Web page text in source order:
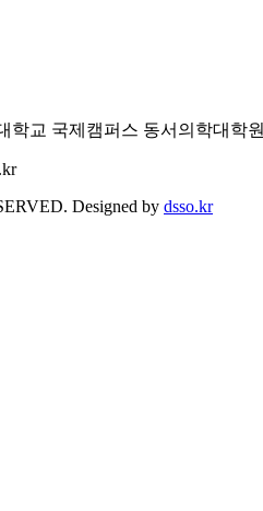
학교 국제캠퍼스 동서의학대학원
Designed by dsso.kr